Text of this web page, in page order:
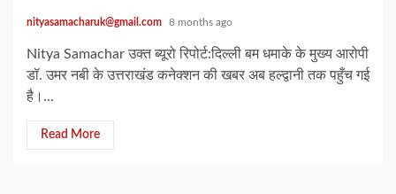
nityasamacharuk@gmail.com 8 months ago
Nitya Samachar उक्त ब्यूरो रिपोर्ट:दिल्ली बम धमाके के मुख्य आरोपी
डॉ. उमर नबी के उत्तराखंड कनेक्शन की खबर अब हल्द्वानी तक पहुँच गई
है।...
Read More